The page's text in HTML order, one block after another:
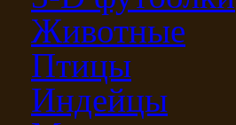
Животные
Птицы
Индейцы